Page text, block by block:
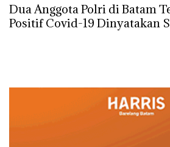
02/05/2020 - 05:03 WIB
Dua Anggota Polri di Batam
Positif Covid-19 Dinyatakan